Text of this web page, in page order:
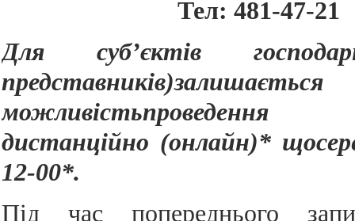
Тел: 481-47-21
Для суб’єктів
представників)залишається
можливість
дистанційно (онлайн)*
12-00*.
Під час попереднього